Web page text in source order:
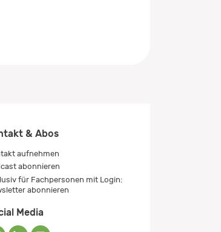
& Abos
aufnehmen
abonnieren
für Fachpersonen mit Login:
abonnieren
Media